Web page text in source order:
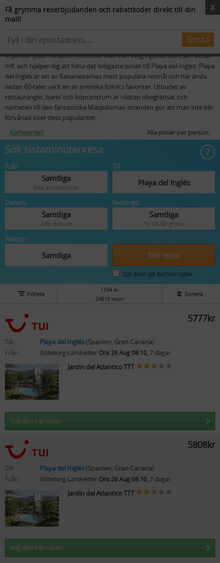
Sista minuten resor till Playa del Inglés
Vi jämför sista minuten /restresor från TUI, Ving, Apollo, Solresor, Detur
mfl. och hjälper dig att hitta det billigaste priset till Playa del Ingles. Playa
del Inglés är ett av Kanarieöarnas mest populära resmål och har ända
sedan 60-talet varit en av svenska folkets favoriter. Utbudet av
restauranger, barer och köpcentrum är nästan obegränsat och
närheten till den fantastiska Maspalomas-stranden gör att man inte blir
förvånad över dess popularitet.
Kampanjer!
Alla priser per person.
Sök sistaminutenresa
Från
Samtliga
Alla avreseorter
Till
Playa del Inglés
Datum
Samtliga
Alla datum
Reslängd
Samtliga
1v till långresa
Restyp
Samtliga Sök resor
Sök även på partnersajter
Filtrera
1104 av
24810 resor
Sortera
5777kr
Till: Playa del Inglés(Spanien, Gran Canaria)
Från:
Göteborg-Landvetter Ons 26 Aug 08:10, 7 dagar
Jardin del Atlantico TTT
Välj den här resan
5808kr
Till: Playa del Inglés(Spanien, Gran Canaria)
Från:
Göteborg-Landvetter Ons 26 Aug 08:10, 7 dagar
Jardin del Atlantico TTT
Välj den här resan
X
Få grymma reserbjudanden och rabattkoder direkt till din
mail!
Skicka